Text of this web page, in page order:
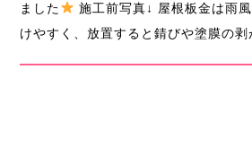
ました
施工前写真↓ 屋根板金は雨
けやすく、放置すると錆びや塗膜の